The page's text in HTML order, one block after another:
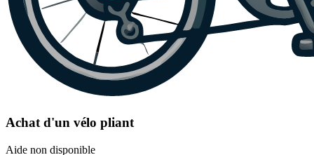
Achat d'un vélo pliant
Aide non disponible